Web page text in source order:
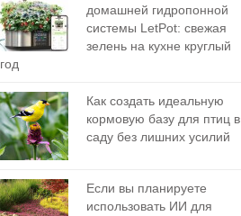
домашней гидропонной
системы LetPot: свежая
зелень на кухне круглый
год
Как создать идеальную
кормовую базу для птиц в
саду без лишних усилий
Если вы планируете
использовать ИИ для